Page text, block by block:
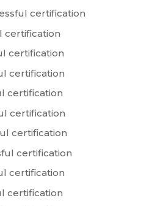
certification
certification
certification
certification
certification
certification
certification
certification
certification
certification